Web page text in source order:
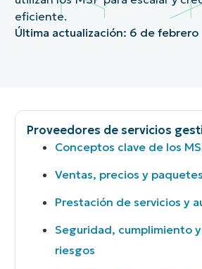
eficiente.
Última actualización: 6 de febrero
Proveedores de servicios
Conceptos clave de los
Ventas, precios y
Prestación de servicios y
Seguridad, cumplimiento
riesgos